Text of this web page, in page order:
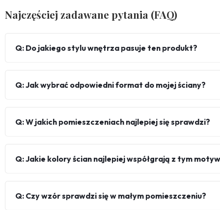
Najczęściej zadawane pytania (FAQ)
Q: Do jakiego stylu wnętrza pasuje ten produkt?
Q: Jak wybrać odpowiedni format do mojej ściany?
Q: W jakich pomieszczeniach najlepiej się sprawdzi?
Q: Jakie kolory ścian najlepiej współgrają z tym
Q: Czy wzór sprawdzi się w małym pomieszczeniu?